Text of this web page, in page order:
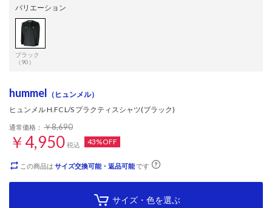
バリエーション
ブラック
（90）
hummel （ヒュンメル）
ヒュンメル H.FC L/S プラクティスシャツ(ブラック)
通常価格： ￥8,690
￥4,950 税込 43%OFF
この商品は サイズ交換可能・返品可能です
サイズ・色を選ぶ